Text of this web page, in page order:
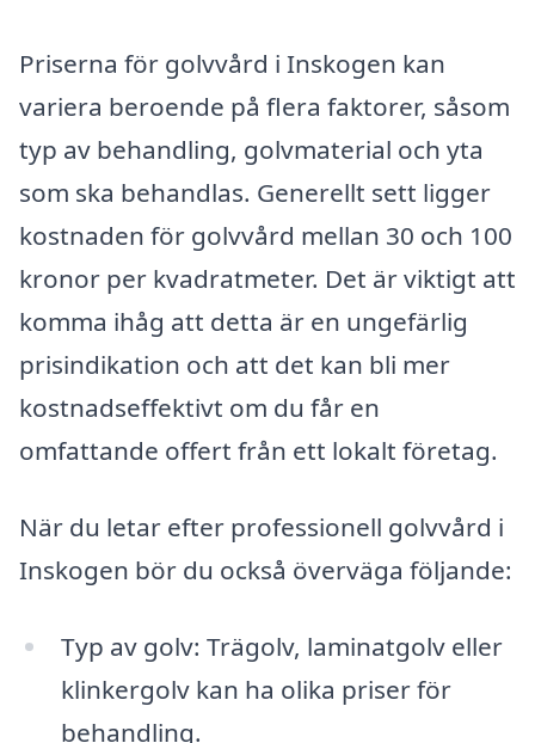
Priserna för golvvård i Inskogen kan
variera beroende på flera faktorer, såsom
typ av behandling, golvmaterial och yta
som ska behandlas. Generellt sett ligger
kostnaden för golvvård mellan 30 och 100
kronor per kvadratmeter. Det är viktigt att
komma ihåg att detta är en ungefärlig
prisindikation och att det kan bli mer
kostnadseffektivt om du får en
omfattande offert från ett lokalt företag.
När du letar efter professionell golvvård i
Inskogen bör du också överväga följande:
Typ av golv: Trägolv, laminatgolv eller
klinkergolv kan ha olika priser för
behandling.